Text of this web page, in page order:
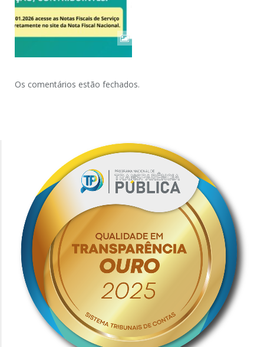
Os comentários estão fechados.